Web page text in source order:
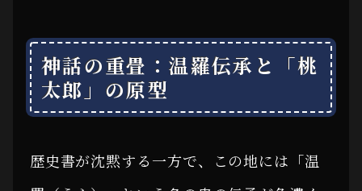
神話の重畳：温羅伝承と「桃
太郎」の原型
歴史書が沈黙する一方で、この地には「温